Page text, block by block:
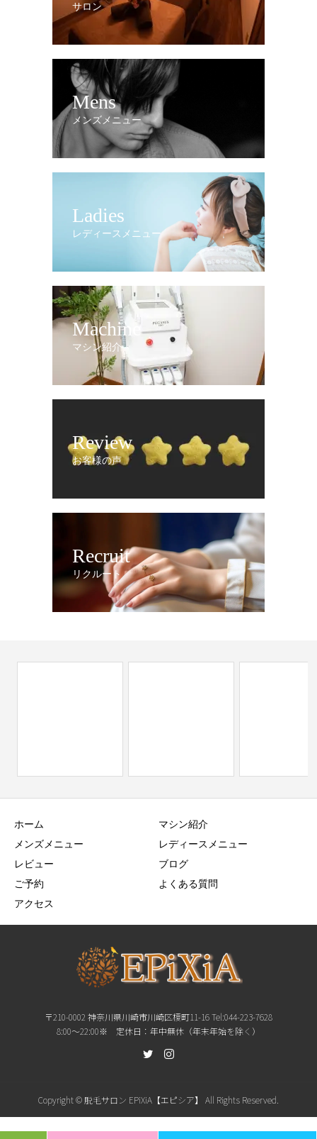
サロン
Mens
メンズメニュー
Ladies
レディースメニュー
Machine
マシン紹介
Review
お客様の声
Recruit
リクルート
ホーム
マシン紹介
メンズメニュー
レディースメニュー
レビュー
ブログ
ご予約
よくある質問
アクセス
〒210-0002 神奈川県川崎市川崎区榎町11-16 Tel:044-223-7628
8:00〜22:00※ 定休日：年中無休（年末年始を除く）
Copyright © 脱毛サロン EPiXiA【エピシア】 All Rights Reserved.